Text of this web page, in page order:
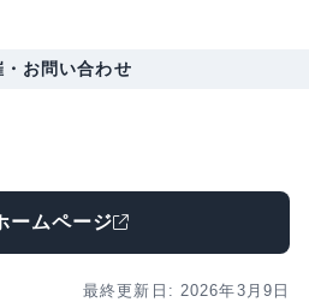
・お問い合わせ
ームページ
最終更新日: 2026年3月9日